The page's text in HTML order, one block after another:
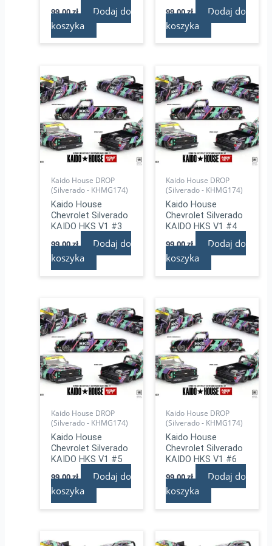
99,00zł
Dodaj do
koszyka
99,00zł
Dodaj do
koszyka
Kaido House DROP
(Silverado - KHMG174)
Kaido House
Chevrolet Silverado
KAIDO HKS V1 #3
99,00zł
Dodaj do
koszyka
Kaido House DROP
(Silverado - KHMG174)
Kaido House
Chevrolet Silverado
KAIDO HKS V1 #4
99,00zł
Dodaj do
koszyka
Kaido House DROP
(Silverado - KHMG174)
Kaido House
Chevrolet Silverado
KAIDO HKS V1 #5
99,00zł
Dodaj do
koszyka
Kaido House DROP
(Silverado - KHMG174)
Kaido House
Chevrolet Silverado
KAIDO HKS V1 #6
99,00zł
Dodaj do
koszyka